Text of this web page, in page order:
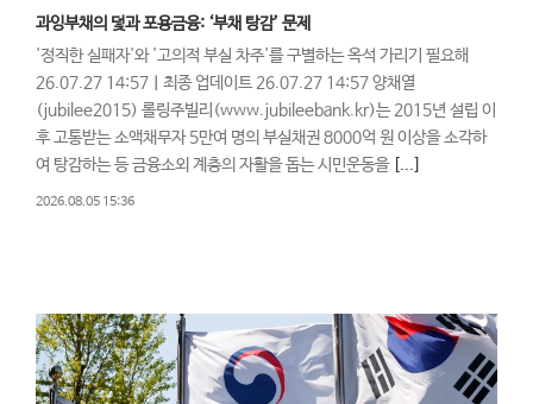
과잉부채의 덫과 포용금융: ‘부채 탕감’ 문제
'정직한 실패자'와 '고의적 부실 차주'를 구별하는 옥석 가리기 필요해
26.07.27 14:57ㅣ최종 업데이트 26.07.27 14:57 양채열
(jubilee2015) 롤링주빌리(www.jubileebank.kr)는 2015년 설립 이
후 고통받는 소액채무자 5만여 명의 부실채권 8000억 원 이상을 소각하
여 탕감하는 등 금융소외 계층의 자활을 돕는 시민운동을 [...]
2026.08.05 15:36